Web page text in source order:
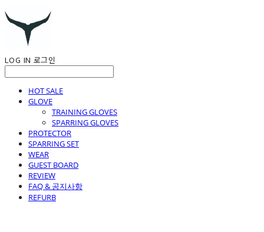
LOG IN 로그인
HOT SALE
GLOVE
TRAINING GLOVES
SPARRING GLOVES
PROTECTOR
SPARRING SET
WEAR
GUEST BOARD
REVIEW
FAQ & 공지사항
REFURB